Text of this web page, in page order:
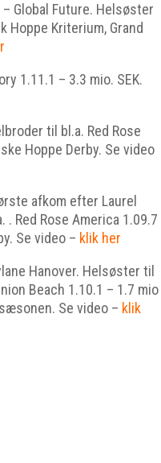
Global Future. Helsøster
Hoppe Kriterium, Grand
1.11.1 – 3.3 mio. SEK.
til bl.a. Red Rose
Hoppe Derby. Se video
afkom efter Laurel
Red Rose America 1.09.7
Se video – klik her
Hanover. Helsøster til
Beach 1.10.1 – 1.7 mio
Se video – klik